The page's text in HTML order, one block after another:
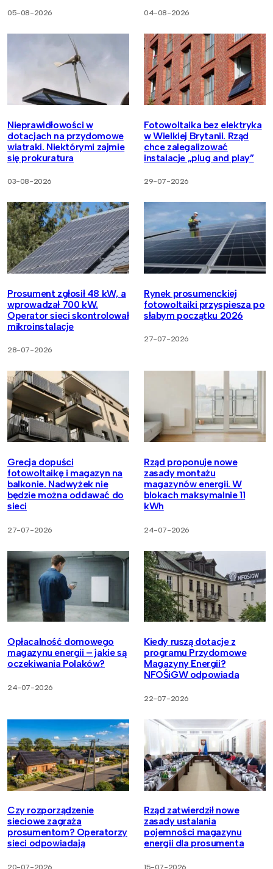
05-08-2026 04-08-2026
Nieprawidłowości w
dotacjach na przydomowe
wiatraki. Niektórymi zajmie
się prokuratura
03-08-2026
Fotowoltaika bez elektryka
w Wielkiej Brytanii. Rząd
chce zalegalizować
instalacje „plug and play”
29-07-2026
Prosument zgłosił 48 kW, a
wprowadzał 700 kW.
Operator sieci skontrolował
mikroinstalacje
28-07-2026
Rynek prosumenckiej
fotowoltaiki przyspiesza po
słabym początku 2026
27-07-2026
Grecja dopuści
fotowoltaikę i magazyn na
balkonie. Nadwyżek nie
będzie można oddawać do
sieci
27-07-2026
Rząd proponuje nowe
zasady montażu
magazynów energii. W
blokach maksymalnie 11
kWh
24-07-2026
Opłacalność domowego
magazynu energii – jakie są
oczekiwania Polaków?
24-07-2026
Kiedy ruszą dotacje z
programu Przydomowe
Magazyny Energii?
NFOŚiGW odpowiada
22-07-2026
Czy rozporządzenie
sieciowe zagraża
prosumentom? Operatorzy
sieci odpowiadają
20-07-2026
Rząd zatwierdził nowe
zasady ustalania
pojemności magazynu
energii dla prosumenta
15-07-2026